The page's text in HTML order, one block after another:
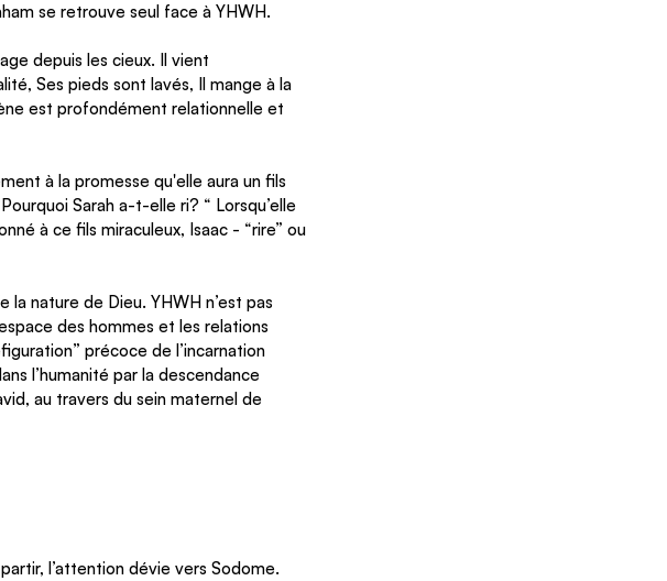
se retrouve seul face à YHWH.
depuis les cieux. Il vient
Ses pieds sont lavés, Il mange à la
est profondément relationnelle et
à la promesse qu'elle aura un fils
Sarah a-t-elle ri? “ Lorsqu’elle
à ce fils miraculeux, Isaac - “rire” ou
nature de Dieu. YHWH n’est pas
des hommes et les relations
précoce de l’incarnation
l’humanité par la descendance
au travers du sein maternel de
l’attention dévie vers Sodome.